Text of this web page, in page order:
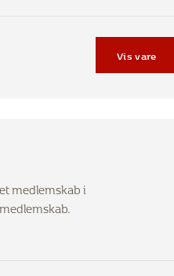
Vis vare
medlemskab i